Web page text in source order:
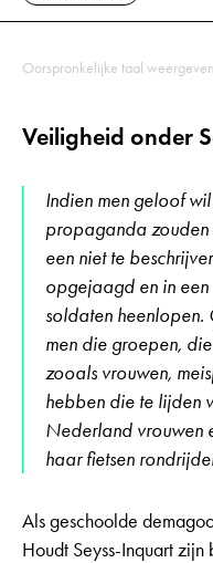
Oorspronkelijke taal
Veiligheid onder
Indien men geloof
propaganda
een niet te
opgejaagd en in
soldaten
men die groepen,
zooals vrouwen,
hebben die te lijden
Nederland vrouwen
haar fietsen
Als geschoolde
Houdt Seyss-Inquart zijn